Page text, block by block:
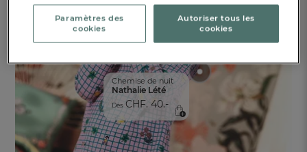
Chemise de nuit
Nathalie Lété
Dès CHF. 40.-
Paramètres des
cookies
Autoriser tous les
cookies